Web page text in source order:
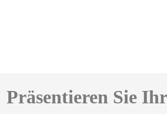
Präsentieren Sie